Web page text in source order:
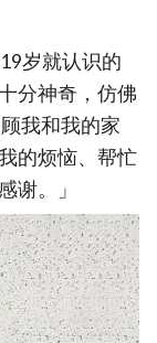
岁就认识的
分神奇，仿佛
我和我的家
的烦恼、帮忙
谢。」